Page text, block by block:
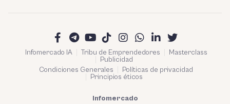
Infomercado IA Tribu de Emprendedores
Masterclass
Publicidad
Condiciones Generales
Políticas de privacidad
Principios éticos
Infomercado